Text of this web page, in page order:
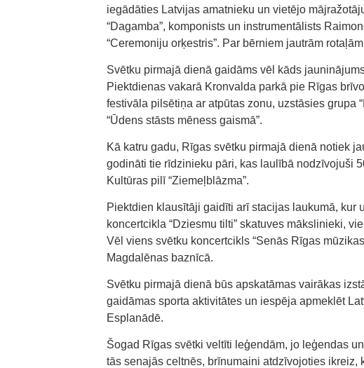
iegādāties Latvijas amatnieku un vietējo
“Dagamba”, komponists un instrumentālists
“Ceremoniju orķestris”. Par bērniem jautrām
Svētku pirmajā dienā gaidāms vēl kāds
Piektdienas vakarā Kronvalda parkā pie Rīgas
festivāla pilsētiņa ar atpūtas zonu, uzstāsies grupa
“Ūdens stāsts mēness gaismā”.
Kā katru gadu, Rīgas svētku pirmajā dienā notiek
godināti tie rīdzinieku pāri, kas laulībā nodzīvojuši
Kultūras pilī “Ziemeļblāzma”.
Piektdien klausītāji gaidīti arī stacijas laukumā, kur
koncertcikla “Dziesmu tilti” skatuves mākslinieki,
Vēl viens svētku koncertcikls “Senās Rīgas
Magdalēnas baznīcā.
Svētku pirmajā dienā būs apskatāmas vairākas
gaidāmas sporta aktivitātes un iespēja apmeklēt
Esplanādē.
Šogad Rīgas svētki veltīti leģendām, jo leģendas
tās senajās celtnēs, brīnumaini atdzīvojoties